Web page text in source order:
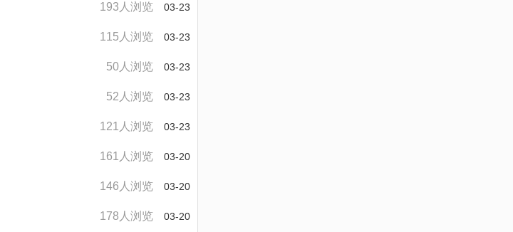
03-23
193人浏览
03-23
115人浏览
03-23
50人浏览
03-23
52人浏览
03-23
121人浏览
03-20
161人浏览
03-20
146人浏览
03-20
178人浏览